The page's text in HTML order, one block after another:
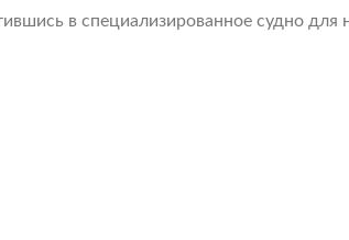
в специализированное судно